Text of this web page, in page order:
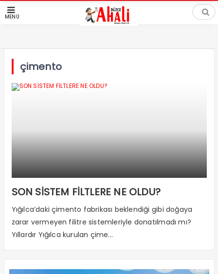
MENÜ
çimento
SON SİSTEM FİLTLERE NE OLDU?
Yığılca’daki çimento fabrikası beklendiği gibi doğaya
zarar vermeyen filitre sistemleriyle donatılmadı mı?
Yıllardır Yığılca kurulan çime...